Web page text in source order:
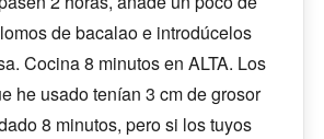
de bacalao e introdúcelos
Cocina 8 minutos en ALTA. Los
he usado tenían 3 cm de grosor
8 minutos, pero si los tuyos